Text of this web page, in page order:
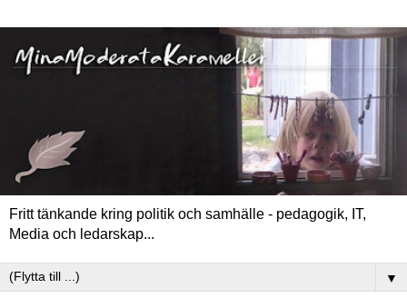
Fritt tänkande kring politik och samhälle - pedagogik, IT,
Media och ledarskap...
▼